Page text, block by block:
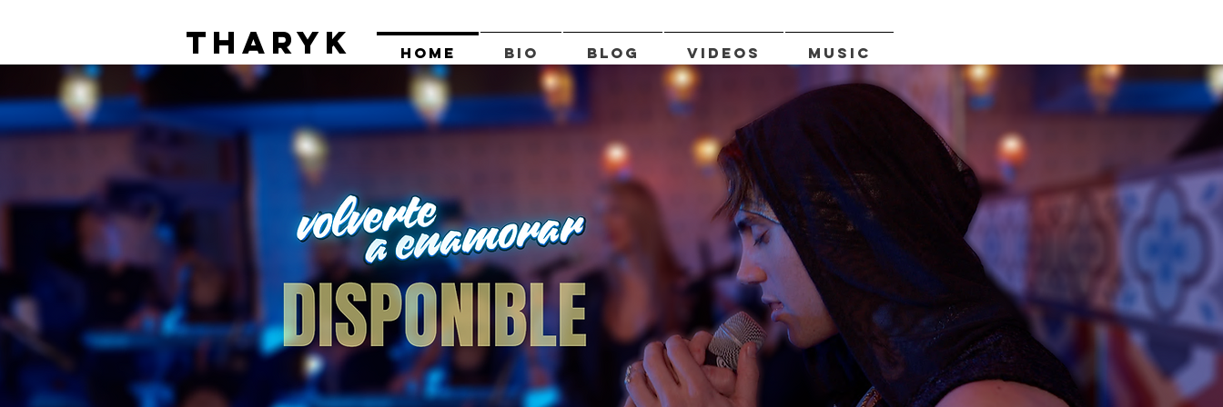
THARYK HOME BIO BLOG VIDEOS MUSIC